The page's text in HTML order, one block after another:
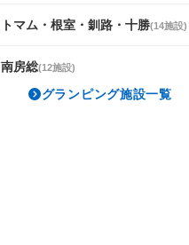
トマム・根室・釧路・十勝(14施設)
南房総(12施設)
グランピング施設一覧